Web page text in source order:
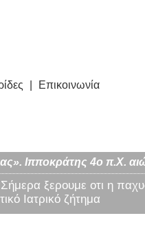
Επικοινωνία
Ιπποκράτης 4ο π.Χ.
ξερουμε οτι η
Ιατρικό ζήτημα